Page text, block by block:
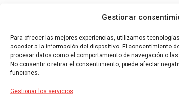
Gestionar
Para ofrecer las mejores experiencias, utilizamos
acceder a la información del dispositivo. El consentimiento
procesar datos como el comportamiento de navegación o
No consentir o retirar el consentimiento, puede afectar
funciones.
Gestionar los servicios
(guía
sus
more